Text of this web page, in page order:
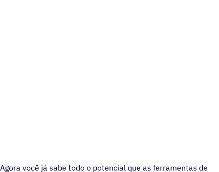
Agora você já sabe todo o potencial que as ferramentas de